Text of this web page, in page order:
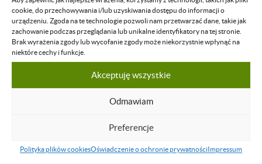
cookie, do przechowywania i/lub uzyskiwania dostępu do informacji o
urządzeniu. Zgoda na te technologie pozwoli nam przetwarzać dane, takie jak
zachowanie podczas przeglądania lub unikalne identyfikatory na tej stronie.
Brak wyrażenia zgody lub wycofanie zgody może niekorzystnie wpłynąć na
niektóre cechy i funkcje.
Akceptuję wszystkie
Odmawiam
Preferencje
Polityka plików cookiesOświadczenie o ochronie prywatnościImpressum